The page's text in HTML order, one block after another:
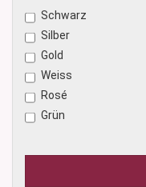
Schwarz
Silber
Gold
Weiss
Rosé
Grün